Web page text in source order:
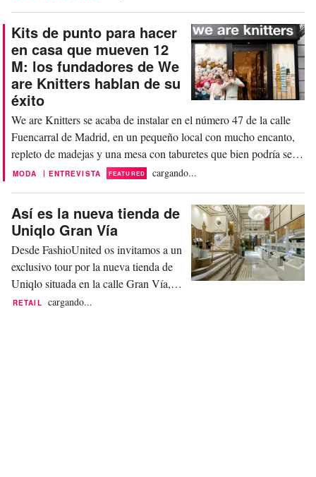
galerías Victoria Miro de Londres y
Venecia. En 2017 se atrevió a lanzar
su marca homónima de baño
impulsada por su visión estética y su
deseo de empoderar a las...
Kits de punto para hacer
en casa que mueven 12
M: los fundadores de We
are Knitters hablan de su
éxito
We are Knitters se acaba de instalar en el número 47 de la calle
Fuencarral de Madrid, en un pequeño local con mucho encanto,
repleto de madejas y una mesa con taburetes que bien podría ser
la versión 4.0 de los corrillos de tejedoras de antaño. Porque We
MODA | ENTREVISTA FEATURED cargando...
Así es la nueva tienda de
Uniqlo Gran Vía
Desde FashioUnited os invitamos a un
exclusivo tour por la nueva tienda de
Uniqlo situada en la calle Gran Vía,
37: Vista general del impresionante
RETAIL cargando...